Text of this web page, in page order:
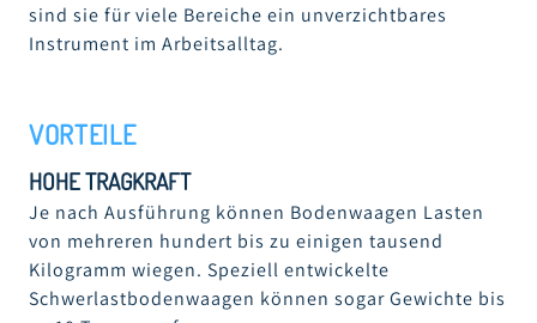
sind sie für viele Bereiche ein unverzichtbares
Instrument im Arbeitsalltag.
VORTEILE
HOHE TRAGKRAFT
Je nach Ausführung können Bodenwaagen Lasten
von mehreren hundert bis zu einigen tausend
Kilogramm wiegen. Speziell entwickelte
Schwerlastbodenwaagen können sogar Gewichte bis